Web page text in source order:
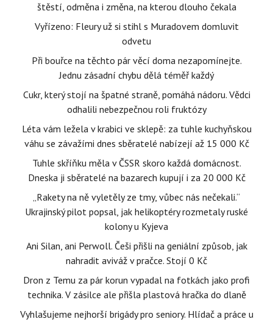
štěstí, odměna i změna, na kterou dlouho čekala
Vyřízeno: Fleury už si stihl s Muradovem domluvit
odvetu
Při bouřce na těchto pár věcí doma nezapomínejte.
Jednu zásadní chybu dělá téměř každý
Cukr, který stojí na špatné straně, pomáhá nádoru. Vědci
odhalili nebezpečnou roli fruktózy
Léta vám ležela v krabici ve sklepě: za tuhle kuchyňskou
váhu se závažími dnes sběratelé nabízejí až 15 000 Kč
Tuhle skříňku měla v ČSSR skoro každá domácnost.
Dneska ji sběratelé na bazarech kupují i za 20 000 Kč
„Rakety na ně vyletěly ze tmy, vůbec nás nečekali.“
Ukrajinský pilot popsal, jak helikoptéry rozmetaly ruské
kolony u Kyjeva
Ani Silan, ani Perwoll. Češi přišli na geniální způsob, jak
nahradit aviváž v pračce. Stojí 0 Kč
Dron z Temu za pár korun vypadal na fotkách jako profi
technika. V zásilce ale přišla plastová hračka do dlaně
Vyhlašujeme nejhorší brigády pro seniory. Hlídač a práce u